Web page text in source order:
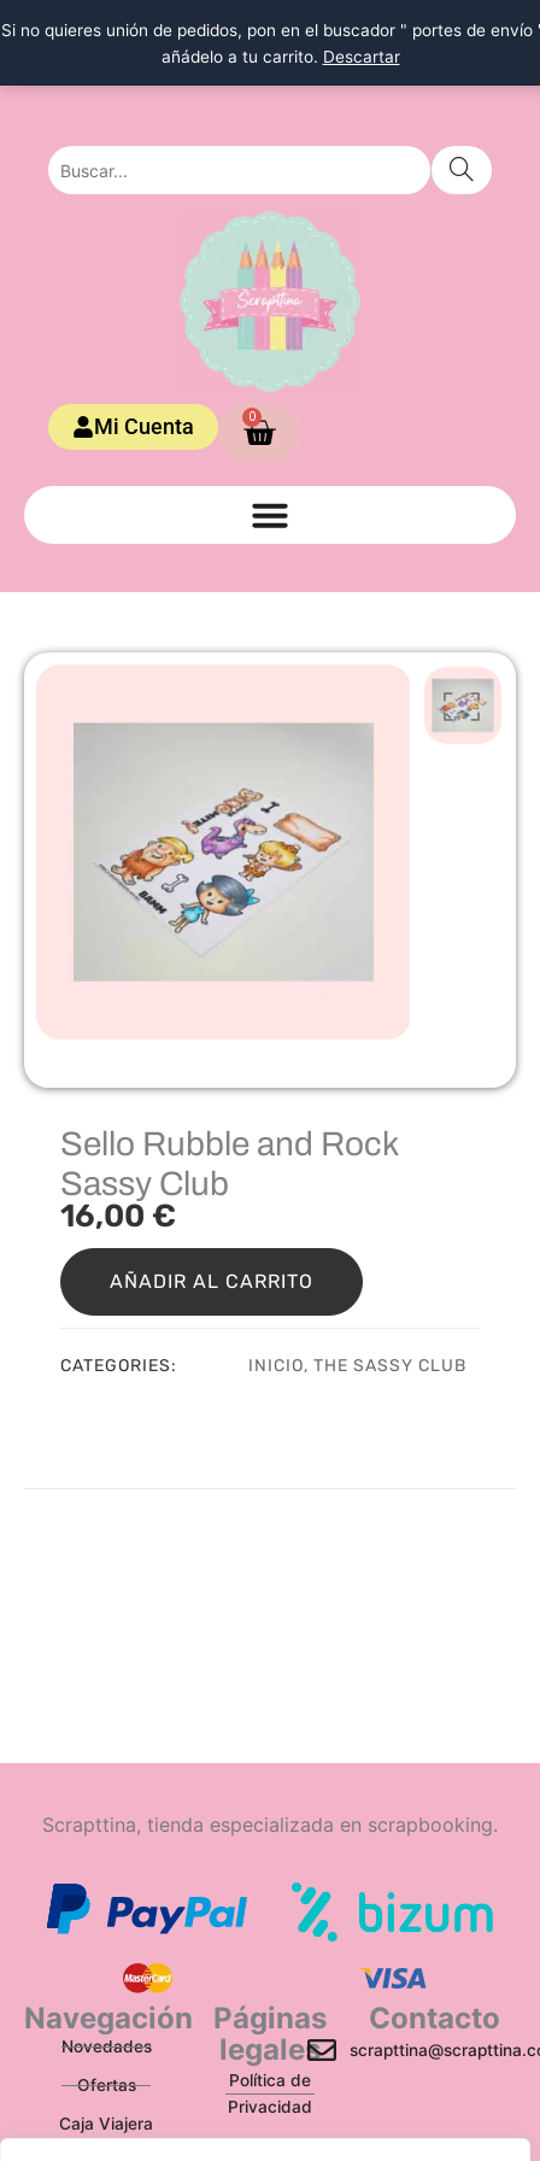
Si no quieres unión de pedidos, pon en el buscador " portes de envío
añádelo a tu carrito. Descartar
al
Mi Cuenta 0
Carrito
Sello Rubble and Rock
Sassy Club
16,00 €
Rubble
and
Club
AÑADIR AL CARRITO
CATEGORIES: INICIO, THE SASSY CLUB
Scrapttina, tienda especializada en scrapbooking.
Navegación
Novedades
Ofertas
Caja Viajera
Páginas
legales
Política de
Privacidad
Contacto